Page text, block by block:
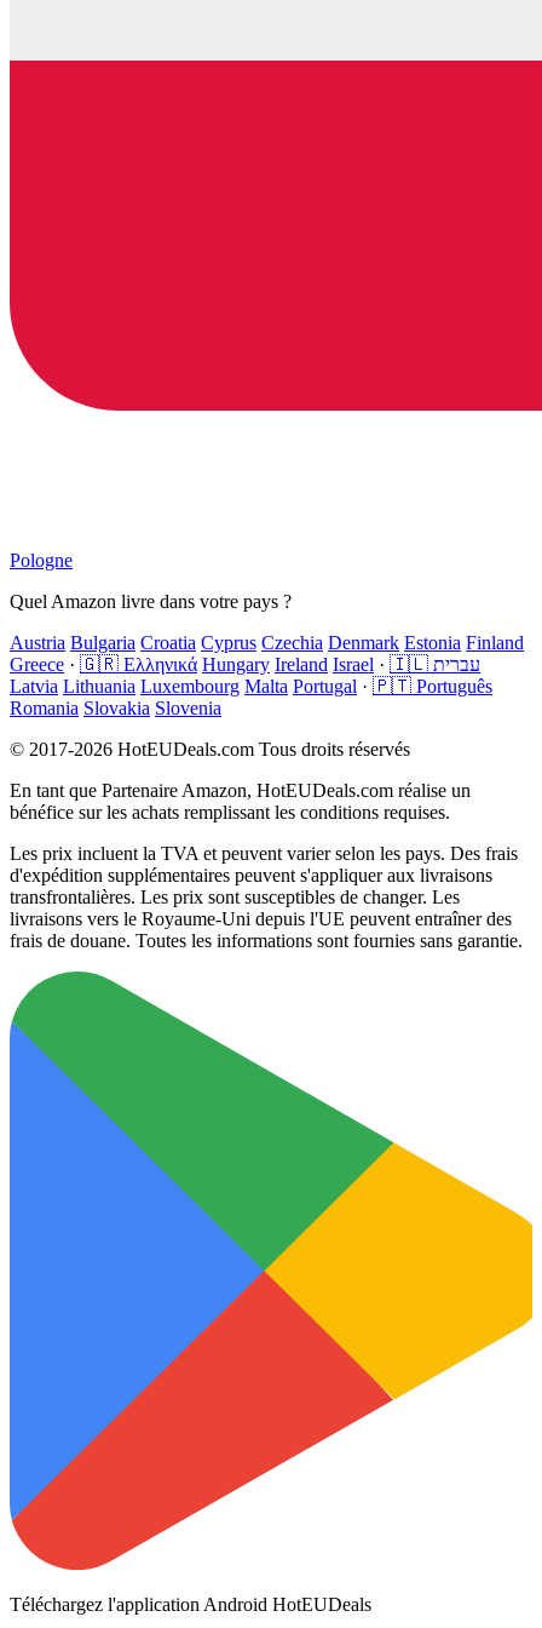
Pologne
Quel Amazon livre dans votre pays ?
Austria Bulgaria Croatia Cyprus Czechia Denmark Estonia Finland
Greece · 🇬🇷 Ελληνικά Hungary Ireland Israel ·
🇮🇱 עברית
Latvia Lithuania Luxembourg Malta Portugal · 🇵🇹 Português
Romania Slovakia Slovenia
© 2017-2026 HotEUDeals.com Tous droits réservés
En tant que Partenaire Amazon, HotEUDeals.com réalise un
bénéfice sur les achats remplissant les conditions requises.
Les prix incluent la TVA et peuvent varier selon les pays. Des frais
d'expédition supplémentaires peuvent s'appliquer aux livraisons
transfrontalières. Les prix sont susceptibles de changer. Les
livraisons vers le Royaume-Uni depuis l'UE peuvent entraîner des
frais de douane. Toutes les informations sont fournies sans garantie.
Téléchargez l'application Android HotEUDeals